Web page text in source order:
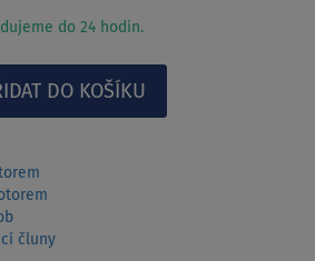
do 24 hodin.
čluny